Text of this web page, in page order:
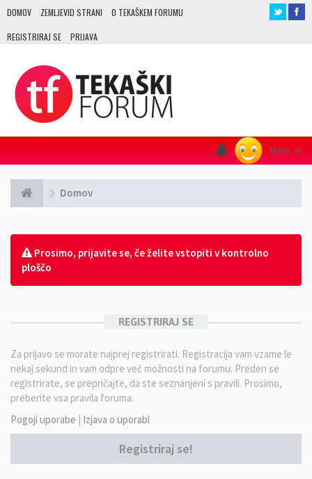
DOMOV ZEMLJEVID STRANI O TEKAŠKEM FORUMU
REGISTRIRAJ SE PRIJAVA
Menu ≡
Domov
Prosimo, prijavite se, če želite vstopiti v kontrolno
ploščo
REGISTRIRAJ SE
Za prijavo se morate najprej registrirati. Registracija vam vzame le
nekaj sekund in vam odpre več možnosti na forumu. Preden se
registrirate, se prepričajte, da ste seznanjeni s pravili. Prosimo,
preberite vsa pravila foruma.
Pogoji uporabe | Izjava o uporabi
Registriraj se!